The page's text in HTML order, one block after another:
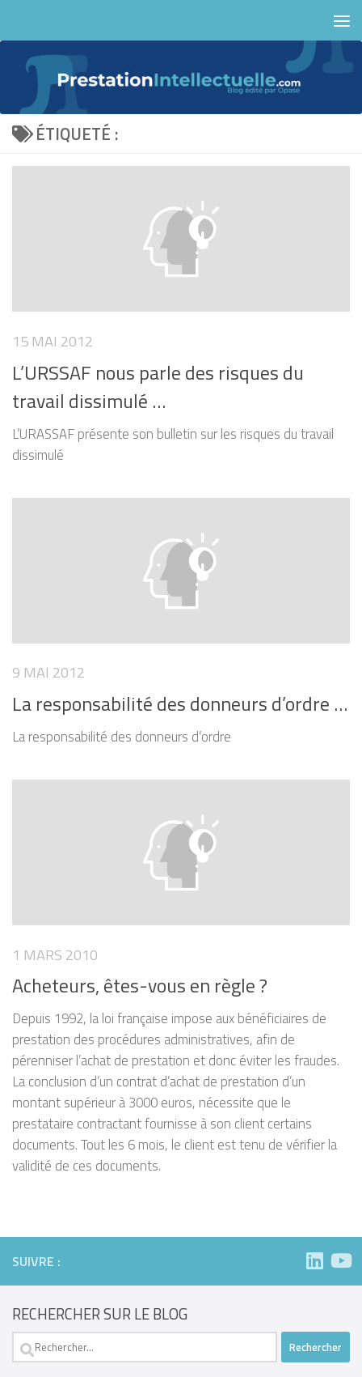
ÉTIQUETÉ :
15 MAI 2012
L’URSSAF nous parle des risques du
travail dissimulé …
L’URASSAF présente son bulletin sur les risques du travail
dissimulé
9 MAI 2012
La responsabilité des donneurs d’ordre …
La responsabilité des donneurs d’ordre
1 MARS 2010
Acheteurs, êtes-vous en règle ?
Depuis 1992, la loi française impose aux bénéficiaires de
prestation des procédures administratives, afin de
pérenniser l’achat de prestation et donc éviter les fraudes.
La conclusion d’un contrat d’achat de prestation d’un
montant supérieur à 3000 euros, nécessite que le
prestataire contractant fournisse à son client certains
documents. Tout les 6 mois, le client est tenu de vérifier la
validité de ces documents.
SUIVRE :
RECHERCHER SUR LE BLOG
Rechercher :